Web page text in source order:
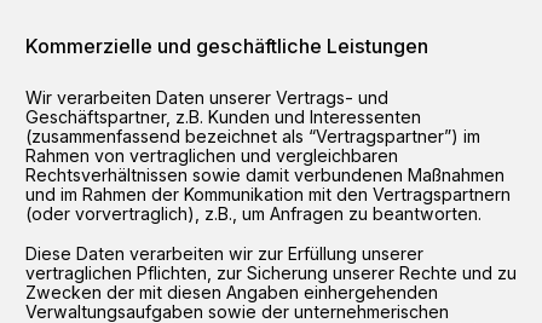
Kommerzielle und geschäftliche Leistungen
Wir verarbeiten Daten unserer Vertrags- und
Geschäftspartner, z.B. Kunden und Interessenten
(zusammenfassend bezeichnet als “Vertragspartner”) im
Rahmen von vertraglichen und vergleichbaren
Rechtsverhältnissen sowie damit verbundenen Maßnahmen
und im Rahmen der Kommunikation mit den Vertragspartnern
(oder vorvertraglich), z.B., um Anfragen zu beantworten.
Diese Daten verarbeiten wir zur Erfüllung unserer
vertraglichen Pflichten, zur Sicherung unserer Rechte und zu
Zwecken der mit diesen Angaben einhergehenden
Verwaltungsaufgaben sowie der unternehmerischen